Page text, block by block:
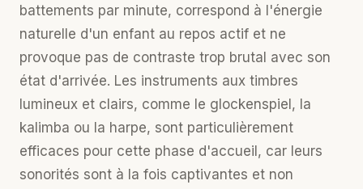
battements par minute, correspond à l'énergie
naturelle d'un enfant au repos actif et ne
provoque pas de contraste trop brutal avec son
état d'arrivée. Les instruments aux timbres
lumineux et clairs, comme le glockenspiel, la
kalimba ou la harpe, sont particulièrement
efficaces pour cette phase d'accueil, car leurs
sonorités sont à la fois captivantes et non